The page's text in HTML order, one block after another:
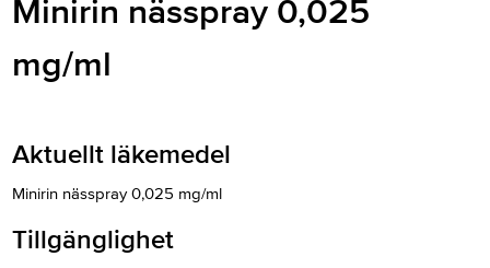
Minirin nässpray 0,025
mg/ml
Aktuellt läkemedel
Minirin nässpray 0,025 mg/ml
Tillgänglighet